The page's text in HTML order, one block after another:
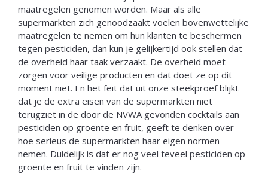
maatregelen genomen worden. Maar als alle
supermarkten zich genoodzaakt voelen bovenwettelijke
maatregelen te nemen om hun klanten te beschermen
tegen pesticiden, dan kun je gelijkertijd ook stellen dat
de overheid haar taak verzaakt. De overheid moet
zorgen voor veilige producten en dat doet ze op dit
moment niet. En het feit dat uit onze steekproef blijkt
dat je de extra eisen van de supermarkten niet
terugziet in de door de NVWA gevonden cocktails aan
pesticiden op groente en fruit, geeft te denken over
hoe serieus de supermarkten haar eigen normen
nemen. Duidelijk is dat er nog veel teveel pesticiden op
groente en fruit te vinden zijn.